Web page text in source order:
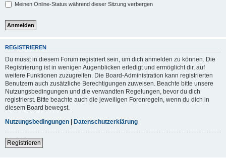
Meinen Online-Status während dieser Sitzung verbergen
REGISTRIEREN
Du musst in diesem Forum registriert sein, um dich anmelden zu können. Die
Registrierung ist in wenigen Augenblicken erledigt und ermöglicht dir, auf
weitere Funktionen zuzugreifen. Die Board-Administration kann registrierten
Benutzern auch zusätzliche Berechtigungen zuweisen. Beachte bitte unsere
Nutzungsbedingungen und die verwandten Regelungen, bevor du dich
registrierst. Bitte beachte auch die jeweiligen Forenregeln, wenn du dich in
diesem Board bewegst.
Nutzungsbedingungen | Datenschutzerklärung
Registrieren